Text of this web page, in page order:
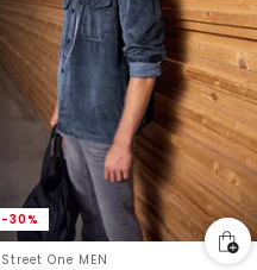
-30%
Street One MEN